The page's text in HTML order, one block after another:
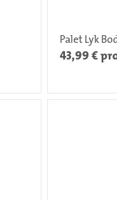
Palet Lyk
43,99 €